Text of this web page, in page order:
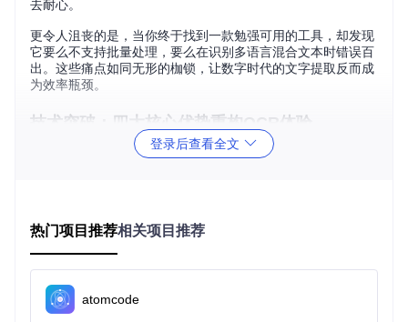
去耐心。
更令人沮丧的是，当你终于找到一款勉强可用的工具，却发现
它要么不支持批量处理，要么在识别多语言混合文本时错误百
出。这些痛点如同无形的枷锁，让数字时代的文字提取反而成
为效率瓶颈。
技术突破：四大核心优势重构OCR体验
Umi-OCR的出现，就像给文字提取装上了涡轮增压引擎。这
不同于需要上传云端的传统工具，Umi-OCR将所有处理流程
都放在本地完成。就像你管理手机相册一样，所有图片和识别
结果都存储在自己的设备中，无需担心数据泄露风险。这
种"我的数据我做主"的设计，让律师、医生等对隐私敏感的用
户终于可以安心使用OCR技术。
登录后查看全文
热门项目推荐相关项目推荐
atomcode